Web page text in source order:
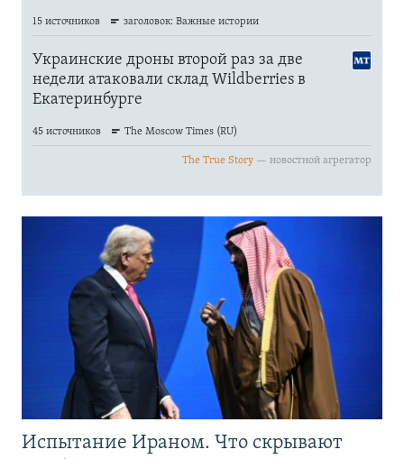
Испытание Ираном. Что скрывают